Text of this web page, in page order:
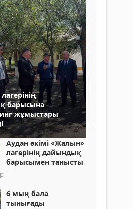
барысына
жұмыстары
Аудан әкімі «Жалын»
лагерінің дайындық
барысымен танысты
6 мың бала
тынығады